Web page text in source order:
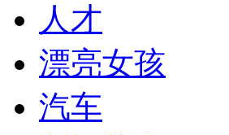
人才
漂亮女孩
汽车